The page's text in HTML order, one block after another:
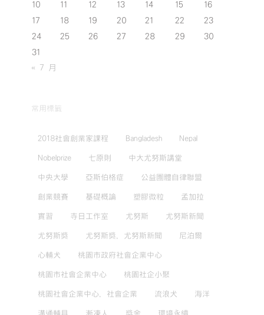
10
11 12 13 14 15
16
17
18 19 20 21 22
23
24
25 26 27 28 29
30
31
« 7 月
常用標籤
2018社會創業家課程 Bangladesh Nepal
Nobelprize 七原則 中大尤努斯講堂
中央大學 亞斯伯格症 公益團體自律聯盟
創業競賽 基礎概論 塑膠微粒 孟加拉
實習 寺日工作室 尤努斯 尤努斯新聞
尤努斯獎 尤努斯獎，尤努斯新聞 尼泊爾
心輔犬 桃園市政府社會企業中心
桃園市社會企業中心 桃園社企小聚
桃園社會企業中心，社會企業 流浪犬 海洋
溝通輔具 漸凍人 獎金 環境永續